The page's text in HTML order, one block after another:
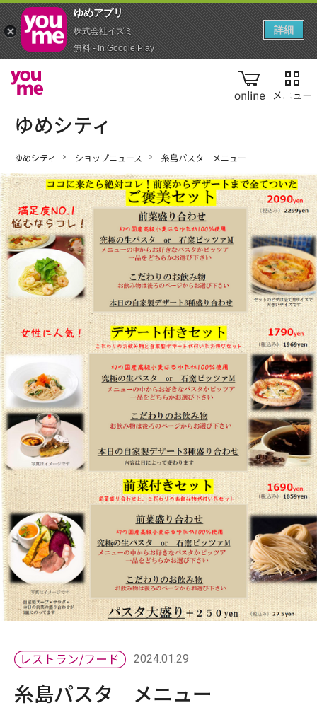
online
ゆめシティ ショップニュース 糸島パスタ メニュー
2024.01.29
糸島パスタ メニュー
ゆめアプ‪リ‬
株式会社イズミ
無料 - In Google Play
詳細